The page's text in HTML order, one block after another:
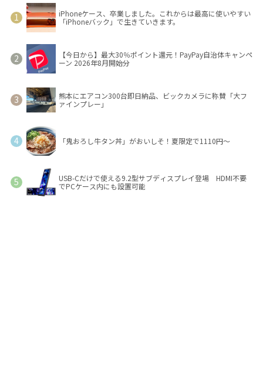
iPhoneケース、卒業しました。これからは最高に使いやすい
「iPhoneバック」で生きていきます。
【今日から】最大30％ポイント還元！PayPay自治体キャンペ
ーン 2026年8月開始分
熊本にエアコン300台即日納品、ビックカメラに称賛「大フ
ァインプレー」
「鬼おろし牛タン丼」がおいしそ！夏限定で1110円～
USB-Cだけで使える9.2型サブディスプレイ登場 HDMI不要
でPCケース内にも設置可能